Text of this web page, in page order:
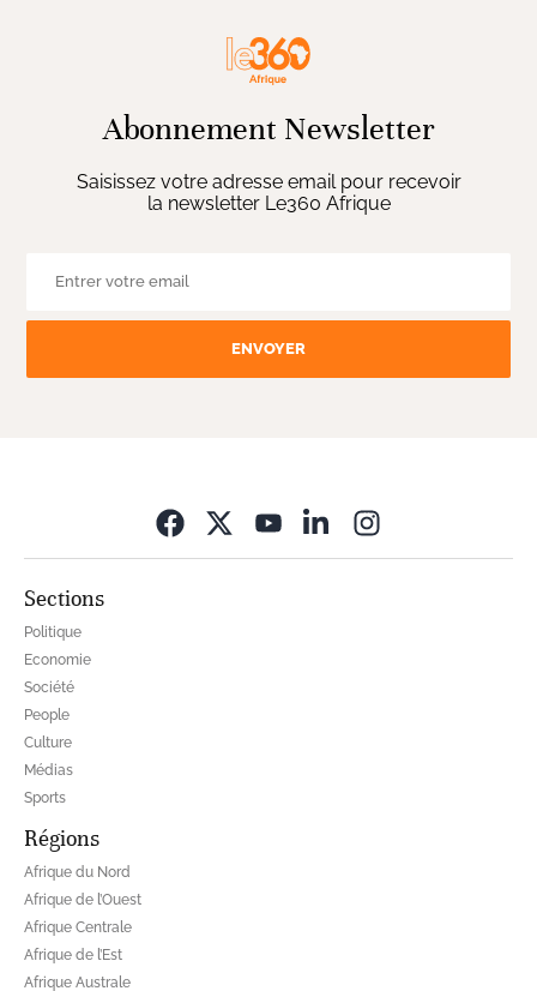
Abonnement Newsletter
Saisissez votre adresse email pour recevoir
la newsletter Le360 Afrique
ENVOYER
Sections
Politique
Economie
Société
People
Culture
Médias
Sports
Régions
Afrique du Nord
Afrique de l’Ouest
Afrique Centrale
Afrique de l’Est
Afrique Australe